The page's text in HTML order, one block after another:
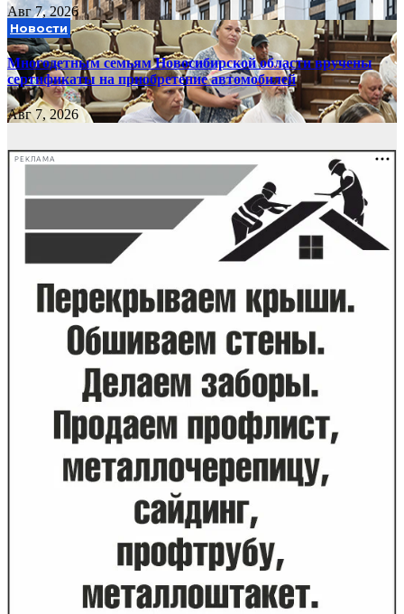
Авг 7, 2026
Новости
Многодетным семьям Новосибирской области вручены
сертификаты на приобретение автомобилей
Авг 7, 2026
РЕКЛАМА